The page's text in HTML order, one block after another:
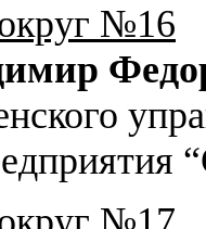
№16